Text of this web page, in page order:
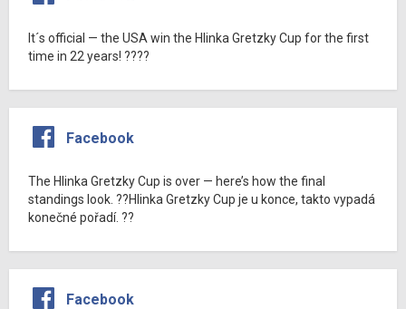
It´s official — the USA win the Hlinka Gretzky Cup for the first
time in 22 years! ????
Facebook
The Hlinka Gretzky Cup is over — here’s how the final
standings look. ??Hlinka Gretzky Cup je u konce, takto vypadá
konečné pořadí. ??
Facebook